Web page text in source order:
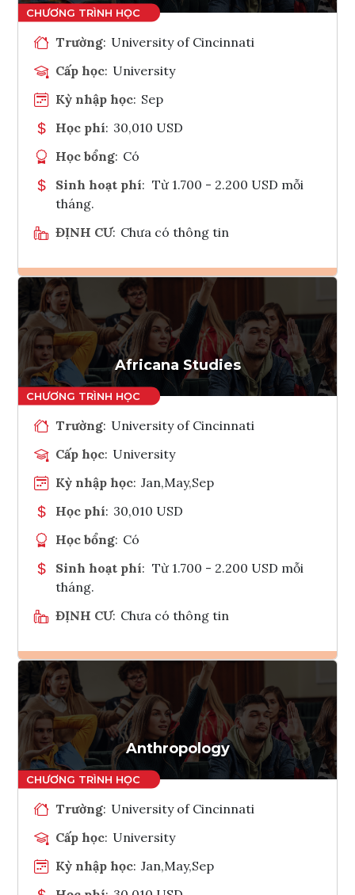
Trường: University of Cincinnati
Cấp học: University
Kỳ nhập học: Sep
Học phí: 30,010 USD
Học bổng: Có
Sinh hoạt phí: Từ 1.700 - 2.200 USD mỗi
tháng.
ĐỊNH CƯ: Chưa có thông tin
Ghi danh
Tham vấn Interlink
Africana Studies
Trường: University of Cincinnati
Cấp học: University
Kỳ nhập học: Jan,May,Sep
Học phí: 30,010 USD
Học bổng: Có
Sinh hoạt phí: Từ 1.700 - 2.200 USD mỗi
tháng.
ĐỊNH CƯ: Chưa có thông tin
Ghi danh
Tham vấn Interlink
Anthropology
Trường: University of Cincinnati
Cấp học: University
Kỳ nhập học: Jan,May,Sep